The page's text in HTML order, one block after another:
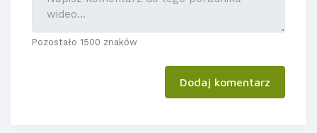
Pozostało 1500 znaków
Dodaj komentarz